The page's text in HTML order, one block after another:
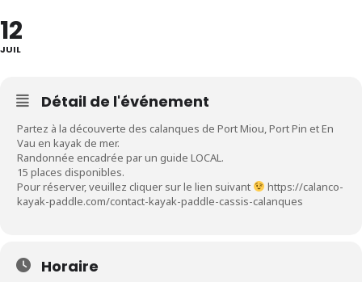
12
JUIL
Détail de l'événement
Partez à la découverte des calanques de Port Miou, Port Pin et En
Vau en kayak de mer.
Randonnée encadrée par un guide LOCAL.
15 places disponibles.
Pour réserver, veuillez cliquer sur le lien suivant
https://calanco-
kayak-paddle.com/contact-kayak-paddle-cassis-calanques
Horaire